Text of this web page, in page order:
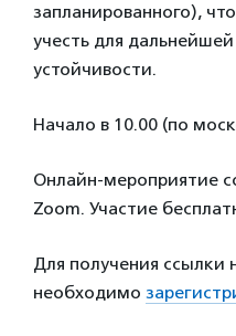
запланированного),
учесть для
устойчивости.
Начало в 10.00 (по
Онлайн-мероприятие
Zoom. Участие
Для получения ссылки
необходимо